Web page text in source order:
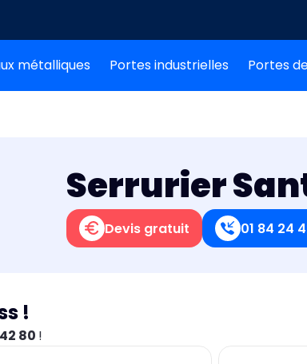
métalliques Portes industrielles Portes
Serrurier
Devis gratuit 01 84 24
!
80 !